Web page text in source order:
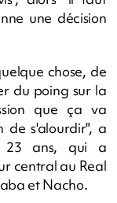
une décision
chose, de
du poing sur la
que ça va
de s'alourdir", a
23 ans, qui a
central au Real
et Nacho.